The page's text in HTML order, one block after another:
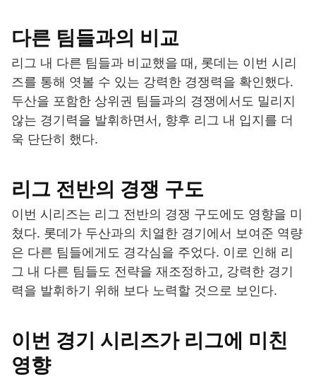
다른 팀들과의 비교
리그 내 다른 팀들과 비교했을 때, 롯데는 이번 시리
즈를 통해 엿볼 수 있는 강력한 경쟁력을 확인했다.
두산을 포함한 상위권 팀들과의 경쟁에서도 밀리지
않는 경기력을 발휘하면서, 향후 리그 내 입지를 더
욱 단단히 했다.
리그 전반의 경쟁 구도
이번 시리즈는 리그 전반의 경쟁 구도에도 영향을 미
쳤다. 롯데가 두산과의 치열한 경기에서 보여준 역량
은 다른 팀들에게도 경각심을 주었다. 이로 인해 리
그 내 다른 팀들도 전략을 재조정하고, 강력한 경기
력을 발휘하기 위해 보다 노력할 것으로 보인다.
이번 경기 시리즈가 리그에 미친
영향